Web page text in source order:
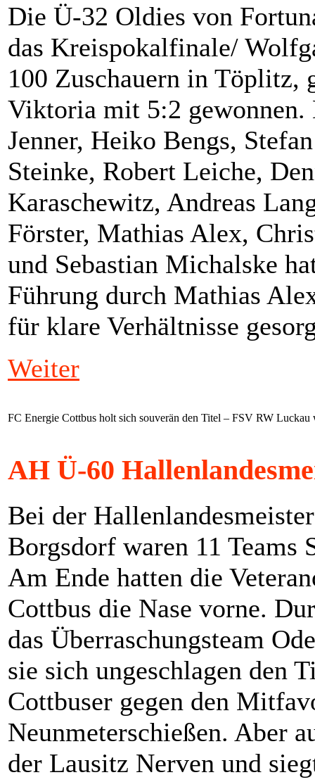
Die Ü-32 Oldies von
das Kreispokalfinale/
100 Zuschauern in Töplitz,
Viktoria mit 5:2 gewonnen.
Jenner, Heiko Bengs,
Steinke, Robert Leiche,
Karaschewitz, Andreas
Förster, Mathias Alex,
und Sebastian Michalske
Führung durch Mathias
für klare Verhältnisse
Weiter
FC Energie Cottbus holt sich souverän den Titel – FSV RW
AH Ü-60
Bei der
Borgsdorf waren 11 Teams
Am Ende hatten die
Cottbus die Nase vorne.
das Überraschungsteam
sie sich ungeschlagen den
Cottbuser gegen den
Neunmeterschießen. Aber
der Lausitz Nerven und